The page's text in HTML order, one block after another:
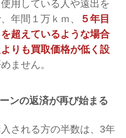
用している人や遠出を
年間１万ｋｍ、
５年目
超えているような場合
りも買取価格が低く設
ません。
ンの返済が再び始まる
される方の半数は、3年